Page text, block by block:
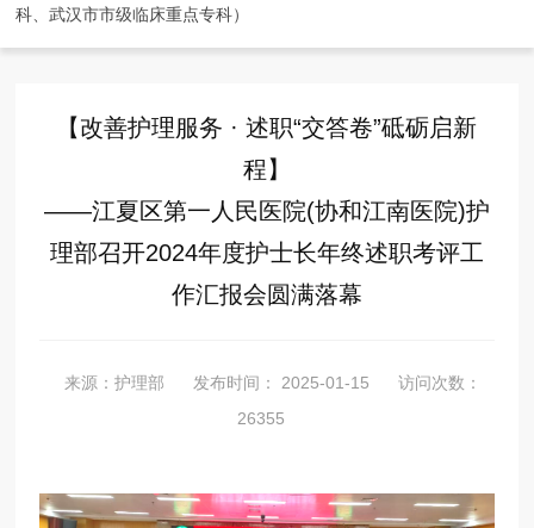
科、武汉市市级临床重点专科）
【改善护理服务 · 述职“交答卷”砥砺启新
程】
——江夏区第一人民医院(协和江南医院)护
理部召开2024年度护士长年终述职考评工
作汇报会圆满落幕
来源：护理部 发布时间： 2025-01-15
访问次数：
26355